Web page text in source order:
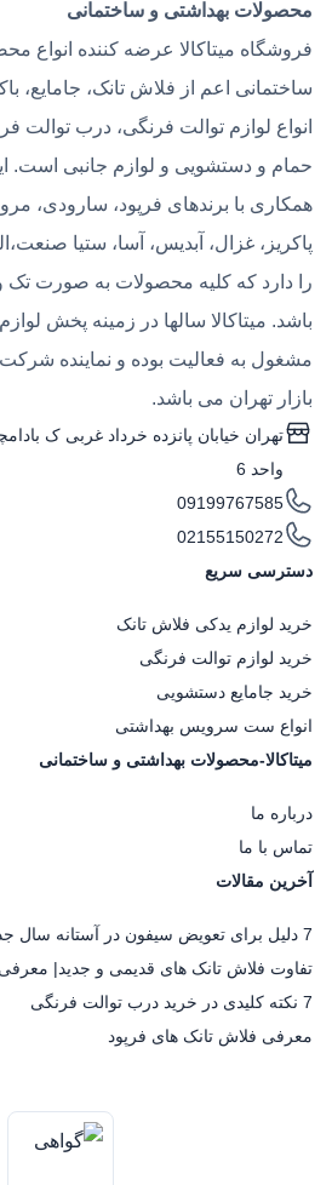
محصولات بهداشتی و ساختمانی
فروشگاه میتاکالا عرضه کننده انواع
ساختمانی اعم از فلاش تانک، جامایع،
انواع لوازم توالت فرنگی، درب توالت
حمام و دستشویی و لوازم جانبی است.
همکاری با برندهای فرپود، سارودی،
پاکریز، غزال، آبدیس، آسا، ستیا
را دارد که کلیه محصولات به صورت تک
باشد. میتاکالا سالها در زمینه پخش
مشغول به فعالیت بوده و نماینده شرکت
بازار تهران می باشد.
واحد 6
09199767585
02155150272
دسترسی سریع
خرید لوازم یدکی فلاش تانک
خرید لوازم توالت فرنگی
خرید جامایع دستشویی
انواع ست سرویس بهداشتی
میتاکالا-محصولات بهداشتی و ساختمانی
درباره ما
تماس با ما
آخرین مقالات
7 دلیل برای تعویض سیفون در آستانه سال جدید
تفاوت فلاش تانک های قدیمی و جدید| معرفی
7 نکته کلیدی در خرید درب توالت فرنگی
معرفی فلاش تانک های فرپود